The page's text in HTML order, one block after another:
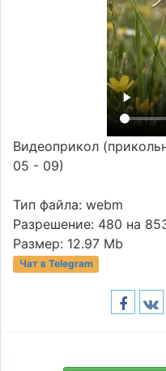
Видеоприкол
05 - 09)
Тип файла: webm
Разрешение: 480 на
Размер: 12.97 Mb
Чат в Telegram